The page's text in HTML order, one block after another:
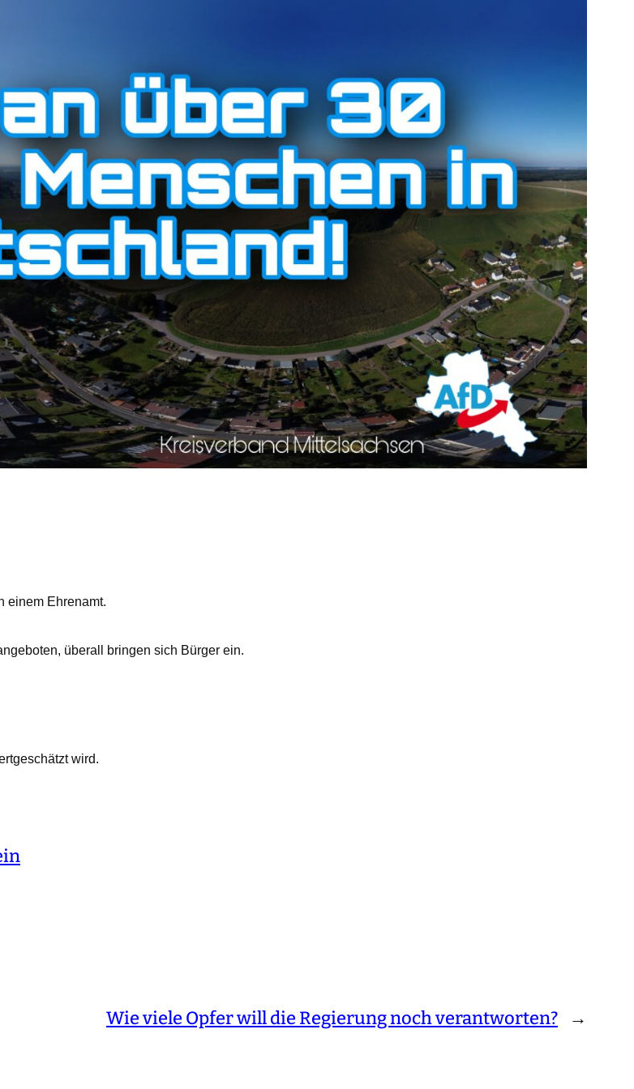
einem Ehrenamt.
überall bringen sich Bürger ein.
wird.
Wie viele Opfer will die Regierung noch verantworten? →